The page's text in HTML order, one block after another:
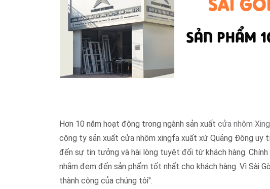
Hơn 10 năm hoạt động trong ngành sản xuất cửa nhôm
công ty sản xuất cửa nhôm xingfa xuất xứ Quảng Đông uy
đến sự tin tưởng và hài lòng tuyệt đối từ khách hàng.
nhắm đem đến sản phẩm tốt nhất cho khách hàng. Vì Sài
thành công của chúng tôi".